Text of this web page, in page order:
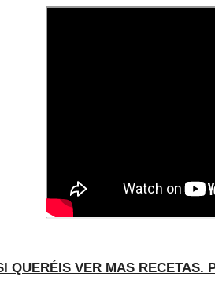
QUERÉIS VER MAS RECETAS.